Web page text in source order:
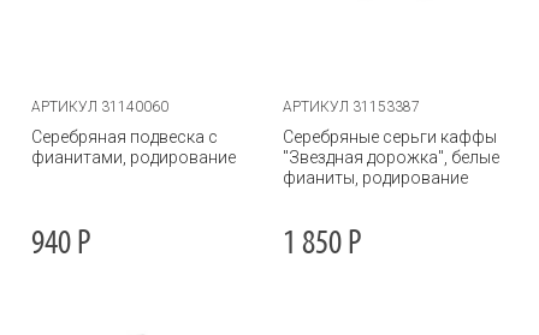
АРТИКУЛ 31140060
Серебряная подвеска с
фианитами, родирование
940 Р
АРТИКУЛ 31153387
Серебряные серьги каффы
"Звездная дорожка", белые
фианиты, родирование
1 850 Р